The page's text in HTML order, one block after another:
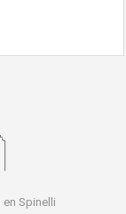
Spinelli